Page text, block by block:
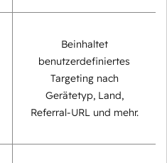
Beinhaltet
benutzerdefiniertes
Targeting nach
Gerätetyp, Land,
Referral-URL und mehr.